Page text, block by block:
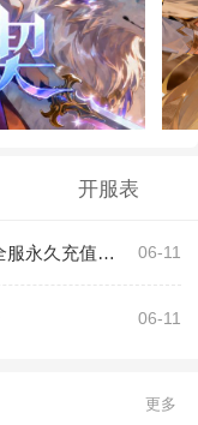
开服表
1K2K《天命神话（命运圣契）》全服永久充值活动 06-11
06-11
更多